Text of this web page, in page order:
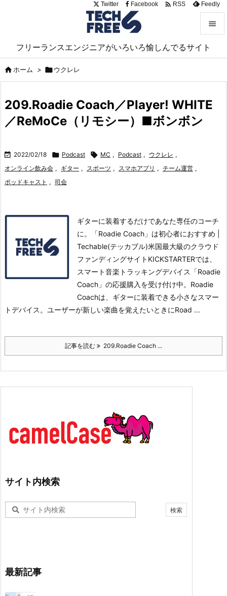
フリーランスエンジニアがいろいろ愉しんでるサイト


サイド

前へ
Twitter Facebook  RSS Feedly
ホーム > ウクレレ
209.Roadie Coach／Player! WHITE
／ReMoCe（リモシー）■ボンボン
 2022/02/18  Podcast  MC , Podcast , ウクレレ ,
オンライン飲み会 , ギター , スポーツ , スマホアプリ , チーム運営 ,
ポッドキャスト , 司会
ギターに装着するだけであなた専任のコーチ
に。「Roadie Coach」は初心者におすすめ |
Techable(テッカブル)米国最大級のクラウド
ファンディングサイトKICKSTARTERでは、
スマート音楽トラッキングデバイス「Roadie
Coach」の応援購入を受け付け中。 Roadie
Coachは、ギターに装着できる小さなスマー
トデバイス。ユーザーが新しい楽曲を覚えたいときにRoad ...
記事を読む 209.Roadie Coach ...
サイト内検索
最新記事